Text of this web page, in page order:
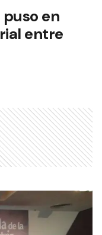
puso en
entre